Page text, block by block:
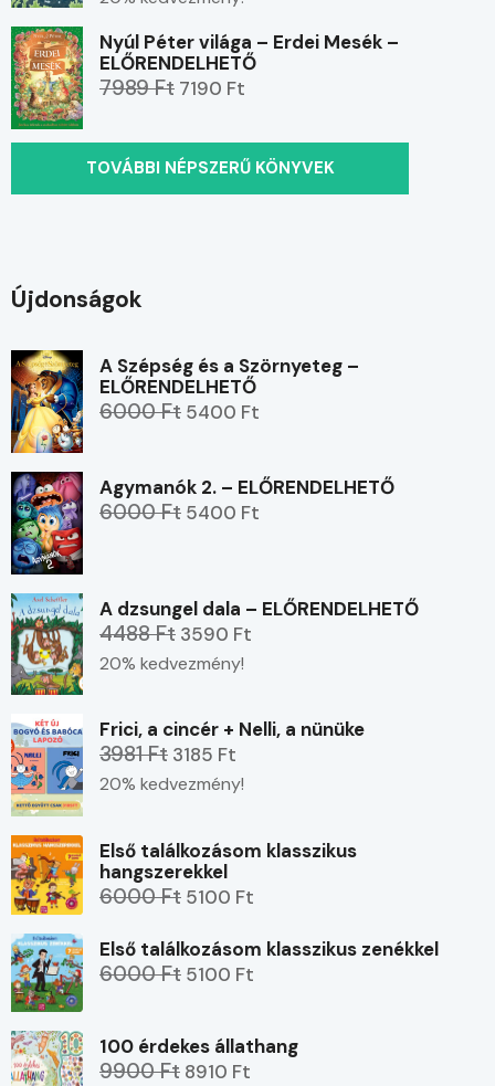
Nyúl Péter világa – Erdei Mesék –
ELŐRENDELHETŐ
7989 Ft 7190 Ft
TOVÁBBI NÉPSZERŰ KÖNYVEK
Újdonságok
A Szépség és a Szörnyeteg –
ELŐRENDELHETŐ
6000 Ft 5400 Ft
Agymanók 2. – ELŐRENDELHETŐ
6000 Ft 5400 Ft
A dzsungel dala – ELŐRENDELHETŐ
4488 Ft 3590 Ft
20% kedvezmény!
Frici, a cincér + Nelli, a nünüke
3981 Ft 3185 Ft
20% kedvezmény!
Első találkozásom klasszikus
hangszerekkel
6000 Ft 5100 Ft
Első találkozásom klasszikus zenékkel
6000 Ft 5100 Ft
100 érdekes állathang
9900 Ft 8910 Ft